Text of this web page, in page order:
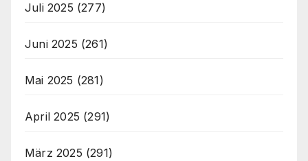
Juli 2025 (277)
Juni 2025 (261)
Mai 2025 (281)
April 2025 (291)
März 2025 (291)